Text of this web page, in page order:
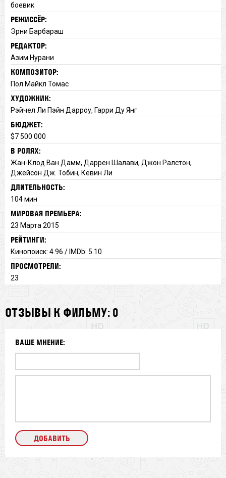
боевик
РЕЖИССЁР:
Эрни Барбараш
РЕДАКТОР:
Азим Нурани
КОМПОЗИТОР:
Пол Майкл Томас
ХУДОЖНИК:
Рэйчел Ли Пэйн Дарроу, Гарри Ду Янг
БЮДЖЕТ:
$7 500 000
В РОЛЯХ:
Жан-Клод Ван Дамм, Даррен Шалави, Джон Ралстон,
Джейсон Дж. Тобин, Кевин Ли
ДЛИТЕЛЬНОСТЬ:
104 мин
МИРОВАЯ ПРЕМЬЕРА:
23 Марта 2015
РЕЙТИНГИ:
Кинопоиск: 4.96 / IMDb: 5.10
ПРОСМОТРЕЛИ:
23
ОТЗЫВЫ К ФИЛЬМУ: 0
ВАШЕ МНЕНИЕ: